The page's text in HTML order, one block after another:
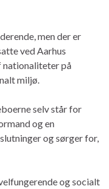
men der er
ved Aarhus
nationaliteter på
miljø.
selv står for
og en
og sørger for,
og socialt